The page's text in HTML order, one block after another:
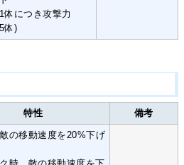
体につき攻撃力
体)
特性 備考
の移動速度を20%下げ